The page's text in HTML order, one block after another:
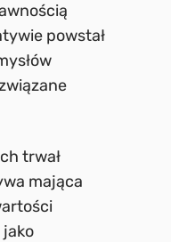
powstał
trwał
mająca